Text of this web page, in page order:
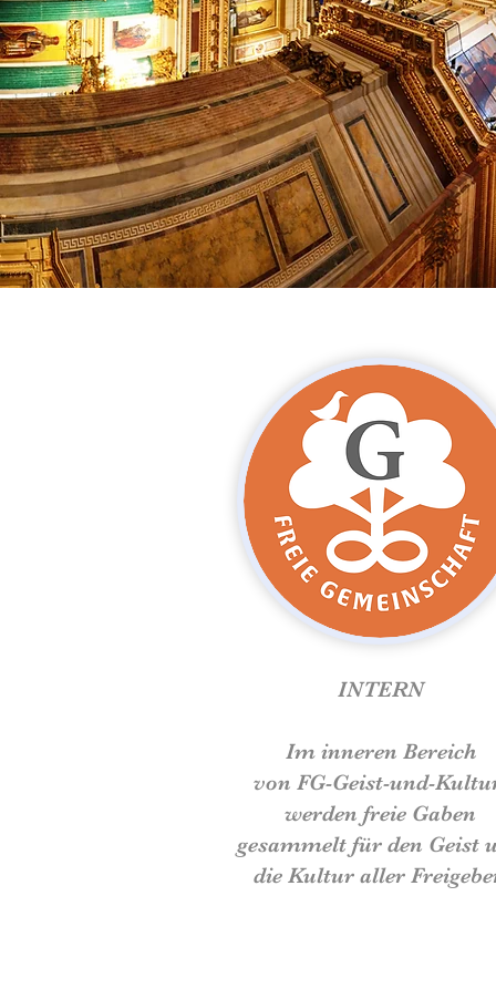
INTERN
Im inneren Bereich
von FG-Geist-und-
werden freie Gaben
gesammelt für den Geist
die Kultur aller